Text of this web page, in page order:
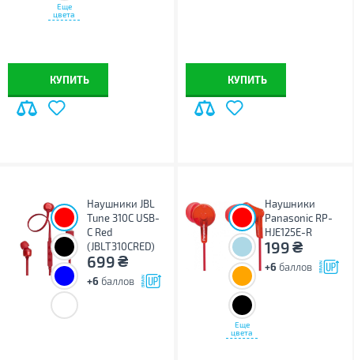
Еще
цвета
КУПИТЬ КУПИТЬ
Наушники JBL
Tune 310C USB-
C Red
(JBLT310CRED)
699₴
+6 баллов
Еще
цвета
Наушники
Panasonic RP-
HJE125E-R
199₴
+6 баллов